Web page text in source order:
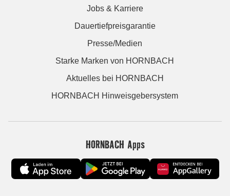
Jobs & Karriere
Dauertiefpreisgarantie
Presse/Medien
Starke Marken von HORNBACH
Aktuelles bei HORNBACH
HORNBACH Hinweisgebersystem
HORNBACH Apps